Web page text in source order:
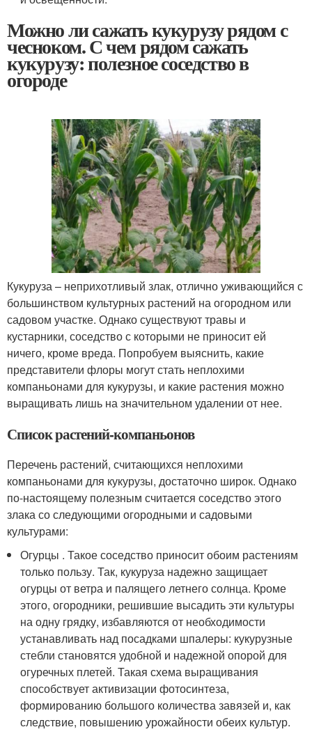
Можно ли сажать кукурузу рядом с
чесноком. С чем рядом сажать
кукурузу: полезное соседство в
огороде
Кукуруза – неприхотливый злак, отлично уживающийся с
большинством культурных растений на огородном или
садовом участке. Однако существуют травы и
кустарники, соседство с которыми не приносит ей
ничего, кроме вреда. Попробуем выяснить, какие
представители флоры могут стать неплохими
компаньонами для кукурузы, и какие растения можно
выращивать лишь на значительном удалении от нее.
Список растений-компаньонов
Перечень растений, считающихся неплохими
компаньонами для кукурузы, достаточно широк. Однако
по-настоящему полезным считается соседство этого
злака со следующими огородными и садовыми
культурами:
Огурцы . Такое соседство приносит обоим растениям
только пользу. Так, кукуруза надежно защищает
огурцы от ветра и палящего летнего солнца. Кроме
этого, огородники, решившие высадить эти культуры
на одну грядку, избавляются от необходимости
устанавливать над посадками шпалеры: кукурузные
стебли становятся удобной и надежной опорой для
огуречных плетей. Такая схема выращивания
способствует активизации фотосинтеза,
формированию большого количества завязей и, как
следствие, повышению урожайности обеих культур.